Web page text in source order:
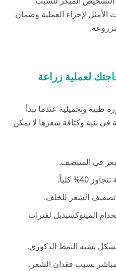
لإجراء العملية وضمان
لعملية زراعة
طبية وتجميلية عندما تبدأ
في بنية وكثافة شعرها لا يمكن
في المنتصف.
كلياً.
الشعر للخلف.
المينوكسيديل لفترات
يشبه النمط الذكوري.
مباشر بسبب فقدان الشعر.